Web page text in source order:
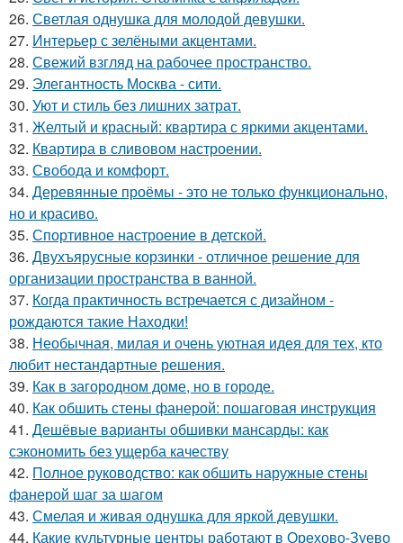
26. Светлая однушка для молодой девушки.
27. Интерьер с зелёными акцентами.
28. Свежий взгляд на рабочее пространство.
29. Элегантность Москва - сити.
30. Уют и стиль без лишних затрат.
31. Желтый и красный: квартира с яркими акцентами.
32. Квартира в сливовом настроении.
33. Свобода и комфорт.
34. Деревянные проёмы - это не только функционально,
но и красиво.
35. Спортивное настроение в детской.
36. Двухъярусные корзинки - отличное решение для
организации пространства в ванной.
37. Когда практичность встречается с дизайном -
рождаются такие Находки!
38. Необычная, милая и очень уютная идея для тех, кто
любит нестандартные решения.
39. Как в загородном доме, но в городе.
40. Как обшить стены фанерой: пошаговая инструкция
41. Дешёвые варианты обшивки мансарды: как
сэкономить без ущерба качеству
42. Полное руководство: как обшить наружные стены
фанерой шаг за шагом
43. Смелая и живая однушка для яркой девушки.
44. Какие культурные центры работают в Орехово-Зуево